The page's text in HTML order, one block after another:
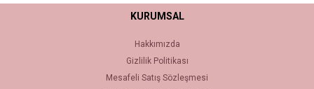
KURUMSAL
Hakkımızda
Gizlilik Politikası
Mesafeli Satış Sözleşmesi